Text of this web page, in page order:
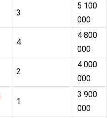
3
5 100
000
4
4 800
000
2
4 000
000
1
3 900
000